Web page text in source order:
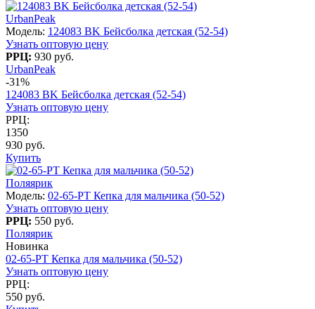
UrbanPeak
Модель: 124083 BK Бейсболка детская (52-54)
Узнать оптовую цену
РРЦ: 930 руб.
UrbanPeak
-31%
124083 BK Бейсболка детская (52-54)
Узнать оптовую цену
РРЦ:
1350
930 руб.
Купить
Поляярик
Модель: 02-65-PT Кепка для мальчика (50-52)
Узнать оптовую цену
РРЦ: 550 руб.
Поляярик
Новинка
02-65-PT Кепка для мальчика (50-52)
Узнать оптовую цену
РРЦ:
550 руб.